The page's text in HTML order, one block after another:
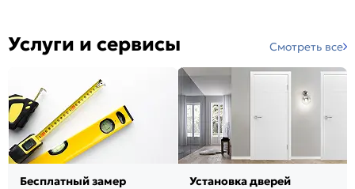
Услуги и сервисы Смотреть все
Бесплатный замер Установка дверей